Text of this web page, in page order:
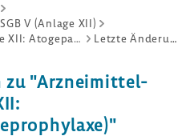
V (Anlage XII)
Arzneimittel-Richtlinie/Anlage XII: Atogepant (Migräneprophylaxe)
Letzte Änderungen
zu "Arzneimittel-​